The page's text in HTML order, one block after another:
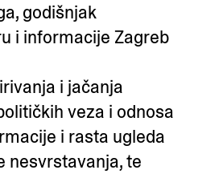
godišnjak
i informacije Zagreb
i jačanja
veza i odnosa
i rasta ugleda
nesvrstavanja, te